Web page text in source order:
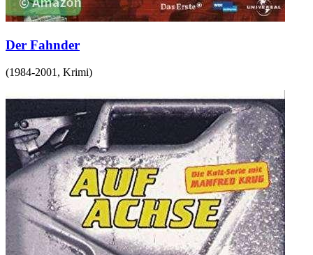
Der Fahnder
(1984-2001 , Krimi)